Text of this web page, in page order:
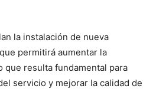
la instalación de nueva
permitirá aumentar la
que resulta fundamental para
servicio y mejorar la calidad de